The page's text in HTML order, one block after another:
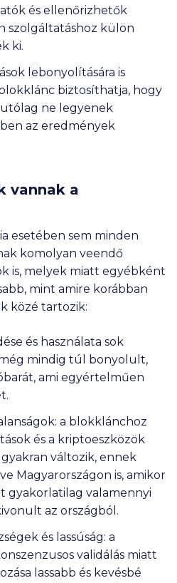
és ellenőrizhetők
szolgáltatáshoz külön
ki.
lebonyolítására is
biztosíthatja, hogy
ne legyenek
az eredmények
vannak a
esetében sem minden
komolyan veendő
is, melyek miatt egyébként
mint amire korábban
közé tartozik:
és használata sok
mindig túl bonyolult,
ami egyértelműen
a blokklánchoz
és a kriptoeszközök
változik, ennek
Magyarországon is, amikor
gyakorlatilag valamennyi
az országból.
és lassúság: a
validálás miatt
lassabb és kevésbé